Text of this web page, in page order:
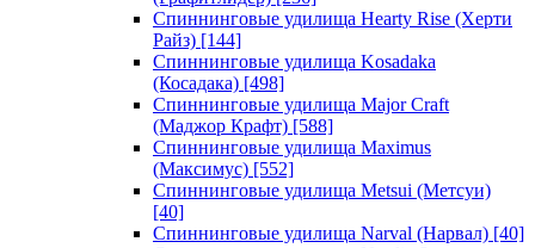
Спиннинговые удилища Hearty Rise (Херти
Райз) [144]
Спиннинговые удилища Kosadaka
(Косадака) [498]
Спиннинговые удилища Major Craft
(Маджор Крафт) [588]
Спиннинговые удилища Maximus
(Максимус) [552]
Спиннинговые удилища Metsui (Метсуи)
[40]
Спиннинговые удилища Narval (Нарвал) [40]